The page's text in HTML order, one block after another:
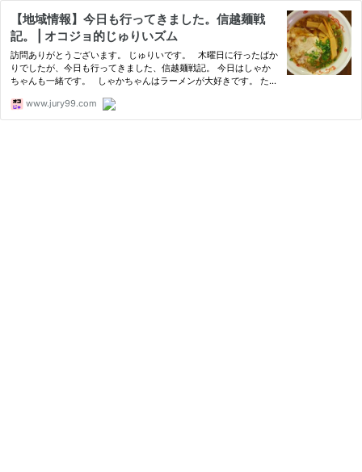
【地域情報】今日も行ってきました。信越麺戦
記。 | オコジョ的じゅりいズム
訪問ありがとうございます。 じゅりいです。 木曜日に行ったばか
りでしたが、今日も行ってきました、信越麺戦記。 今日はしゃか
ちゃんも一緒です。 しゃかちゃんはラーメンが大好きです。 ただ
www.jury99.com